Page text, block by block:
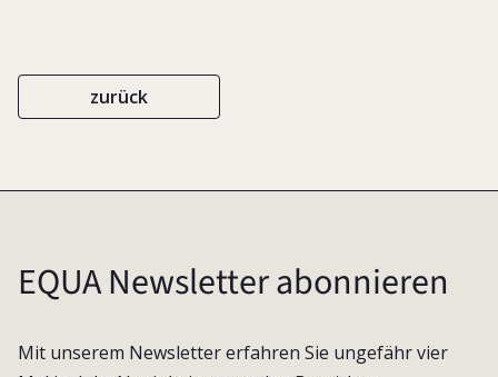
zurück
EQUA Newsletter abonnieren
Mit unserem Newsletter erfahren Sie ungefähr vier